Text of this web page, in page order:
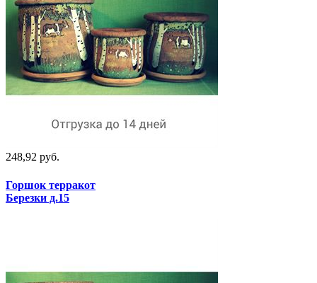
248,92 руб.
Горшок терракот
Березки д.15